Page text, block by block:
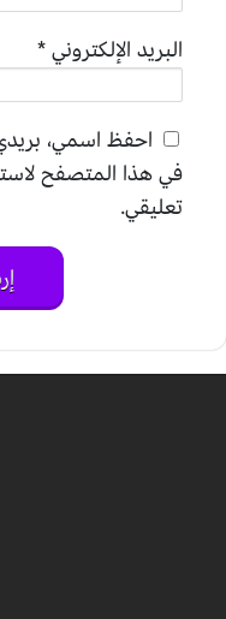
البريد الإلكتروني*
احفظ اسمي، بريدي
في هذا المتصفح
تعليقي.